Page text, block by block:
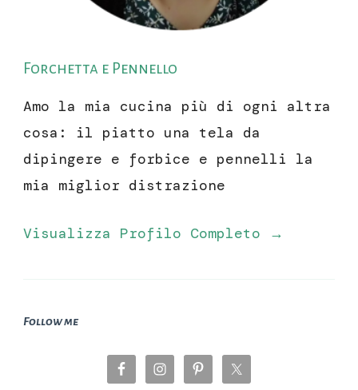
Forchetta e Pennello
Amo la mia cucina più di ogni altra
cosa: il piatto una tela da
dipingere e forbice e pennelli la
mia miglior distrazione
Visualizza Profilo Completo →
Follow me